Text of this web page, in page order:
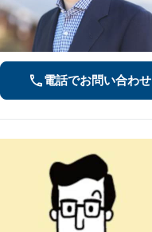
電話でお問い合わせ